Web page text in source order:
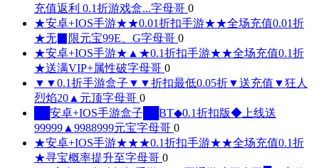
充值返利 0.1折游戏盒...字母哥 0
★安卓+IOS手游★★0.01折扣手游★★全场充值0.01折
★无▉限元宝99E、G字母哥 0
★安卓+IOS手游★▲★0.1折扣手游★★全场充值0.1折
★送满VIP+属性破字母哥 0
▼▼0.1折手游盒子▼▼折扣最低0.05折▼送充值▼狂人
烈焰20▲元顶字母哥 0
██安卓+IOS手游盒子██BT◆0.1折扣版◆上线送
99999▲9988999元宝字母哥 0
★安卓+IOS手游★★★0.1折扣手游★★全场充值0.1折
★寻宝概率提升至字母哥 0